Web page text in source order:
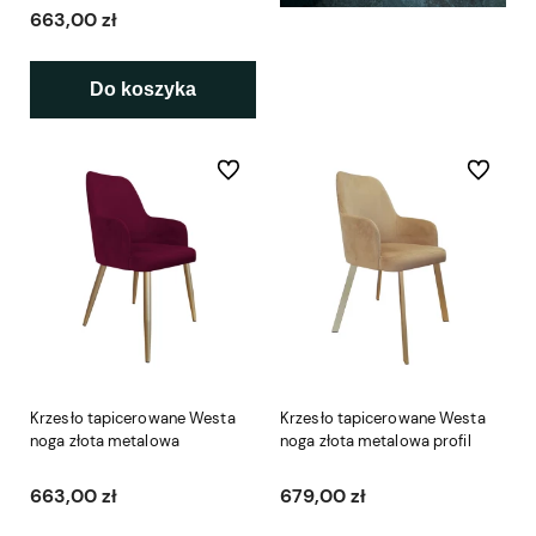
663,00 zł
Do koszyka
Krzesło tapicerowane Westa
noga złota metalowa
663,00 zł
Do ulubionych
Krzesło tapicerowane Westa
noga złota metalowa profil
679,00 zł
Do